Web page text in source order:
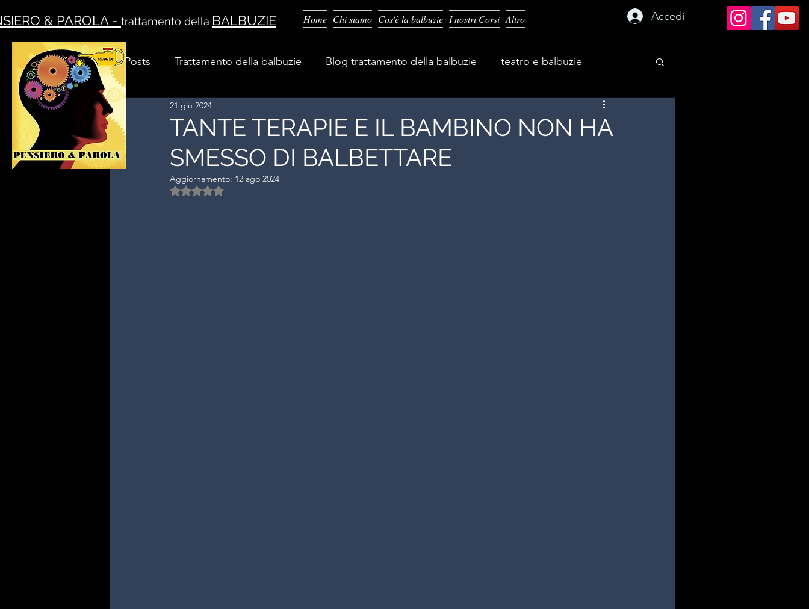
& PAROLA - trattamento della BALBUZIE Home Chi siamo Cos'è la balbuzie I nostri Corsi Altro Accedi
All Posts Trattamento della balbuzie Blog trattamento della balbuzie teatro e balbuzie
TANTE TERAPIE E IL BAMBINO NON HA
SMESSO DI BALBETTARE
21 giu 2024
Aggiornamento: 12 ago 2024
Valutazione NaN stelle su 5.